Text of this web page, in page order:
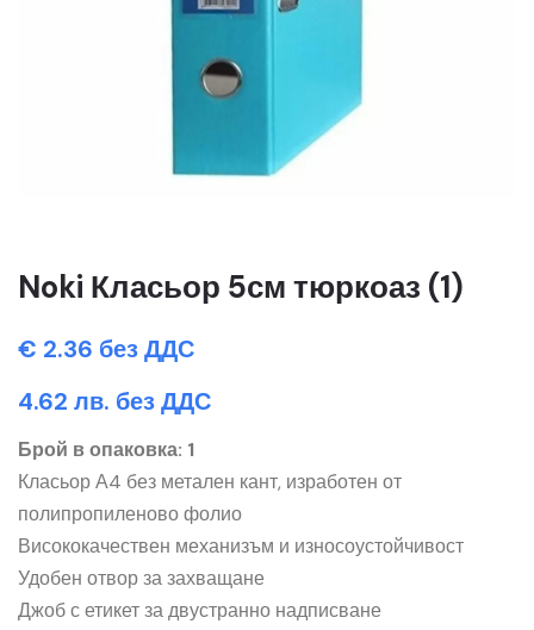
Noki Класьор 5см тюркоаз (1)
€ 2.36 без ДДС
4.62 лв. без ДДС
Брой в опаковка: 1
Класьор А4 без метален кант, изработен от
полипропиленово фолио
Висококачествен механизъм и износоустойчивост
Удобен отвор за захващане
Джоб с етикет за двустранно надписване